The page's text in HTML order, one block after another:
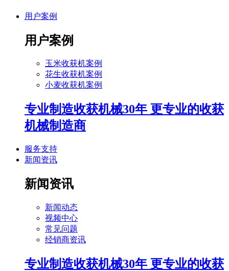
用户案例
用户案例
玉米收获机案例
花生收获机案例
小麦收获机案例
专业制造收获机械30年 更专业的收获
机械制造商
服务支持
新闻资讯
新闻资讯
新闻动态
视频中心
常见问题
经销商资讯
专业制造收获机械30年 更专业的收获